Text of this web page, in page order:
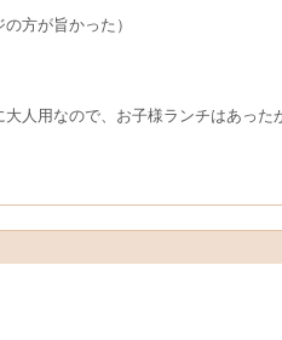
方が旨かった）
人用なので、お子様ランチはあっ